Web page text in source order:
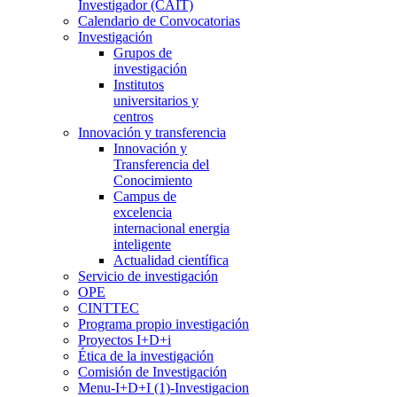
Investigador (CAIT)
Calendario de Convocatorias
Investigación
Grupos de
investigación
Institutos
universitarios y
centros
Innovación y transferencia
Innovación y
Transferencia del
Conocimiento
Campus de
excelencia
internacional energia
inteligente
Actualidad científica
Servicio de investigación
OPE
CINTTEC
Programa propio investigación
Proyectos I+D+i
Ética de la investigación
Comisión de Investigación
Menu-I+D+I (1)-Investigacion